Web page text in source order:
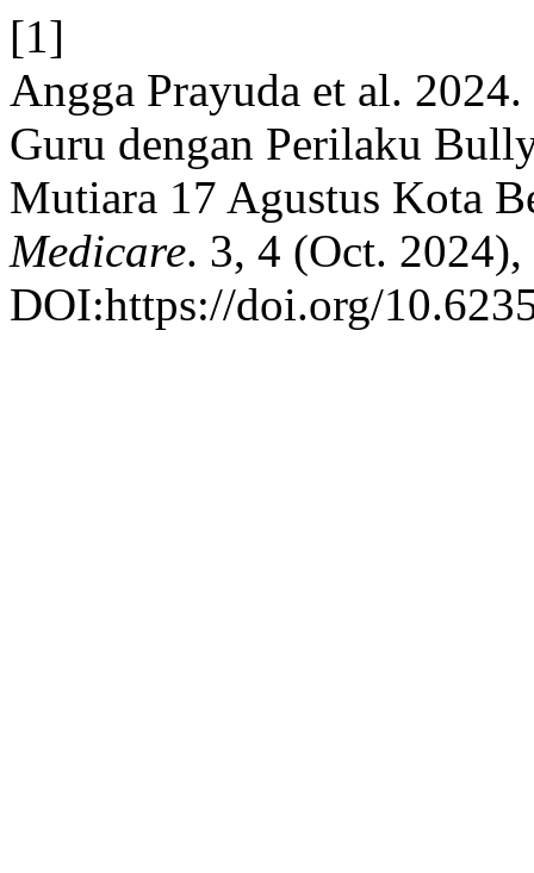
[1]
Angga Prayuda et al.
Guru dengan Perilaku
Mutiara 17 Agustus Kota
Medicare. 3, 4 (Oct.
DOI:https://doi.org/